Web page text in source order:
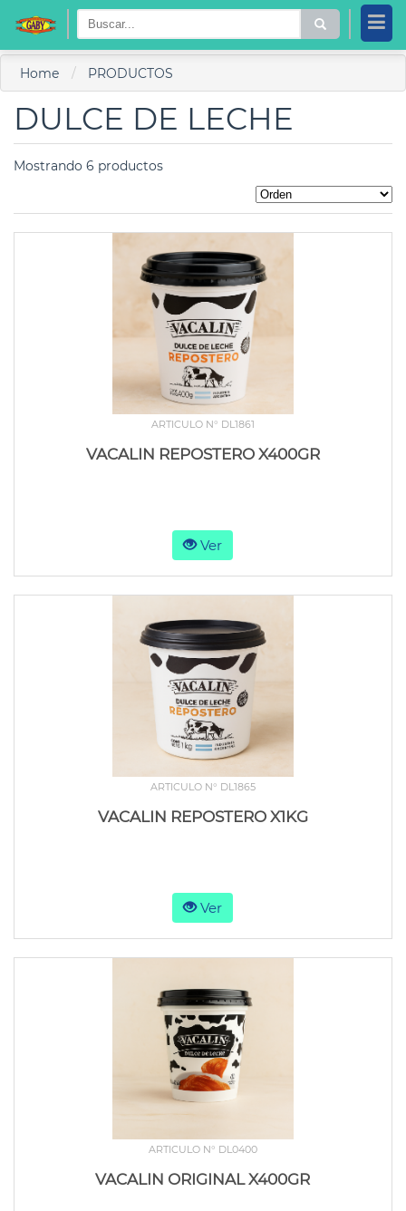
Home PRODUCTOS
DULCE DE LECHE
Mostrando 6 productos
ARTICULO N° DL1861
VACALIN REPOSTERO X400GR
Ver
ARTICULO N° DL1865
VACALIN REPOSTERO X1KG
Ver
ARTICULO N° DL0400
VACALIN ORIGINAL X400GR